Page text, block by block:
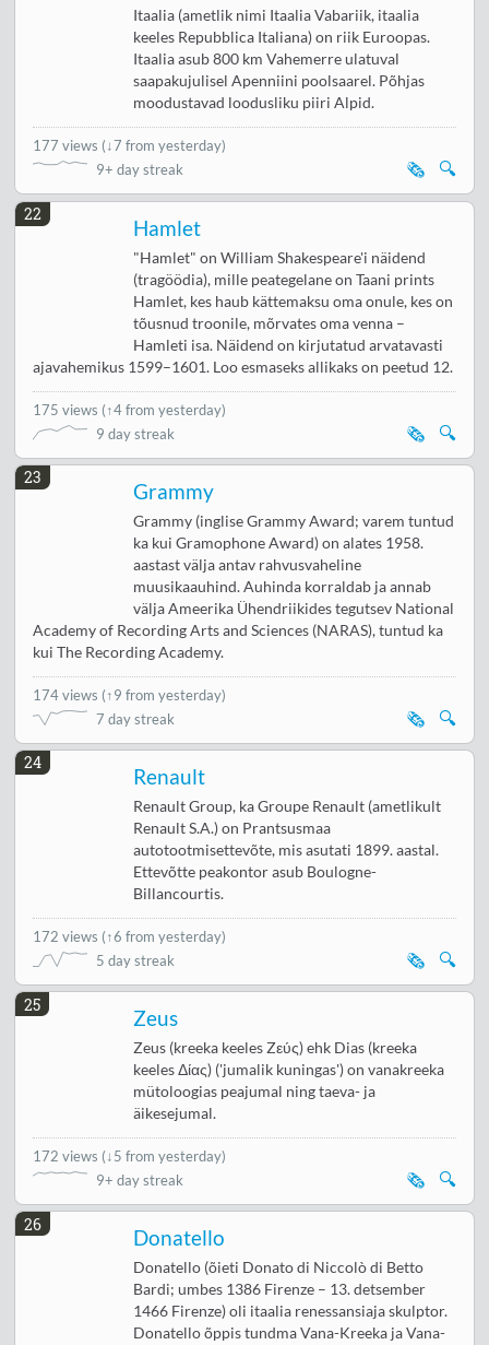
Itaalia (ametlik nimi Itaalia Vabariik, itaalia
keeles Repubblica Italiana) on riik Euroopas.
Itaalia asub 800 km Vahemerre ulatuval
saapakujulisel Apenniini poolsaarel. Põhjas
moodustavad loodusliku piiri Alpid.
177 views (↓7 from yesterday)
9+ day streak
🔍
🗞️
22
Hamlet
"Hamlet" on William Shakespeare'i näidend
(tragöödia), mille peategelane on Taani prints
Hamlet, kes haub kättemaksu oma onule, kes on
tõusnud troonile, mõrvates oma venna –
Hamleti isa. Näidend on kirjutatud arvatavasti
ajavahemikus 1599–1601. Loo esmaseks allikaks on peetud 12.
175 views (↑4 from yesterday)
9 day streak
🔍
🗞️
23
Grammy
Grammy (inglise Grammy Award; varem tuntud
ka kui Gramophone Award) on alates 1958.
aastast välja antav rahvusvaheline
muusikaauhind. Auhinda korraldab ja annab
välja Ameerika Ühendriikides tegutsev National
Academy of Recording Arts and Sciences (NARAS), tuntud ka
kui The Recording Academy.
174 views (↑9 from yesterday)
7 day streak
🔍
🗞️
24
Renault
Renault Group, ka Groupe Renault (ametlikult
Renault S.A.) on Prantsusmaa
autotootmisettevõte, mis asutati 1899. aastal.
Ettevõtte peakontor asub Boulogne-
Billancourtis.
172 views (↑6 from yesterday)
5 day streak
🔍
🗞️
25
Zeus
Zeus (kreeka keeles Zεύς) ehk Dias (kreeka
keeles Δίας) ('jumalik kuningas') on vanakreeka
mütoloogias peajumal ning taeva- ja
äikesejumal.
172 views (↓5 from yesterday)
9+ day streak
🔍
🗞️
26
Donatello
Donatello (õieti Donato di Niccolò di Betto
Bardi; umbes 1386 Firenze – 13. detsember
1466 Firenze) oli itaalia renessansiaja skulptor.
Donatello õppis tundma Vana-Kreeka ja Vana-